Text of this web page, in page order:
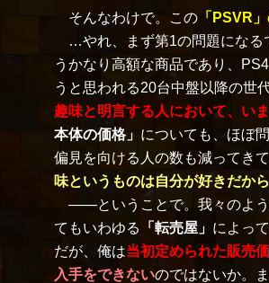
そんなわけで。この 「PSVR
…やれ、まず第1の問題になる
うかなり高額な商品であり、PS4
うと思われる20台中盤以降の世
趣味と明言する人において、い
本体の価格」 についても、ほぼ
偏見を向ける人の数も減ってき
味というものは自分が好きだか
――ということで。我々のよう
てもいわゆる
「転売屋」 によっ
だが、俺は当初定められた販売
入手をできないのではないか。